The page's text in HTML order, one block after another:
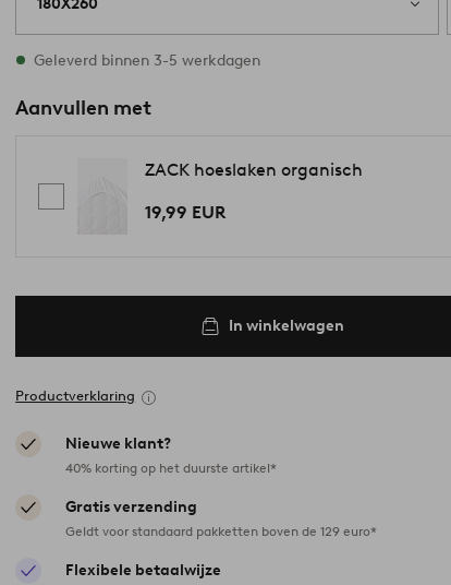
180X260
Op voorraad
Geleverd binnen 3-5 werkdagen
Aanvullen met
ZACK hoeslaken organisch
19,99 EUR
In winkelwagen
Productverklaring
Nieuwe klant?
40% korting op het duurste artikel*
Gratis verzending
Geldt voor standaard pakketten boven de 129 euro*
Flexibele betaalwijze